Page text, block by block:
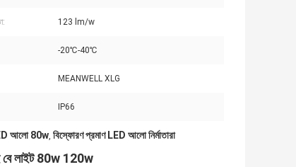
123 lm/w
-20℃-40℃
MEANWELL XLG
IP66
আলো 80w, বিস্ফোরণ প্রমাণ LED আলো নির্মাতারা
লাইট 80w 120w